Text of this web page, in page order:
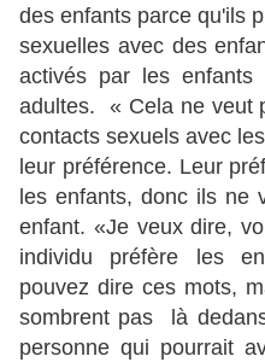
des enfants parce qu'ils
sexuelles avec des
activés par les
adultes. « Cela ne veut
contacts sexuels avec
leur préférence. Leur
les enfants, donc ils ne
enfant. «Je veux dire,
individu préfère les
pouvez dire ces mots,
sombrent pas là
personne qui pourrait